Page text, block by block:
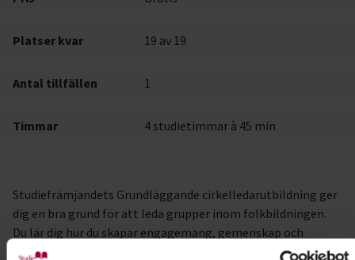
Platser kvar 19 av 19
Antal tillfällen 1
Timmar 4 studietimmar à 45 min
Studiefrämjandets Grundläggande cirkelledarutbildning ger
dig en bra grund för att leda grupper inom folkbildningen.
Du lär dig hur du skapar engagemang, gemenskap och
möjligheter för alla att utvecklas.